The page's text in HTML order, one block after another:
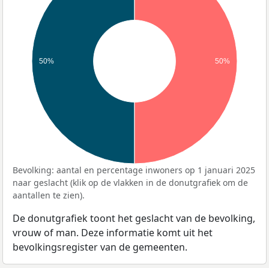
50% 50%
Bevolking: aantal en percentage inwoners op 1 januari 2025
naar geslacht (klik op de vlakken in de donutgrafiek om de
aantallen te zien).
De donutgrafiek toont het geslacht van de bevolking,
vrouw of man. Deze informatie komt uit het
bevolkingsregister van de gemeenten.